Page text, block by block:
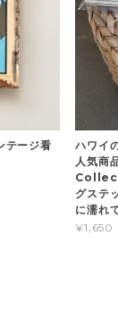
ージ看
ハワイ
人気商
グステ
に濡れ
¥1,650